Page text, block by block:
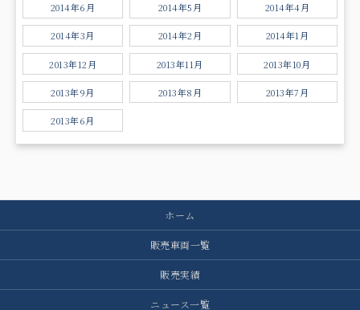
2014年6月 2014年5月 2014年4月
2014年3月 2014年2月 2014年1月
2013年12月 2013年11月 2013年10月
2013年9月 2013年8月 2013年7月
2013年6月
ホーム
販売車両一覧
販売実績
ニュース一覧